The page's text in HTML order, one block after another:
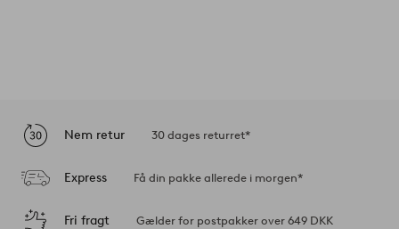
Nem retur 30 dages returret*
Express Få din pakke allerede i morgen*
Fri fragt Gælder for postpakker over 649 DKK